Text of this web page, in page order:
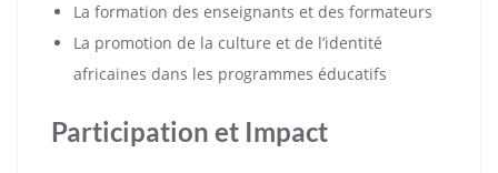
La formation des enseignants et des formateurs
La promotion de la culture et de l’identité
africaines dans les programmes éducatifs
Participation et Impact